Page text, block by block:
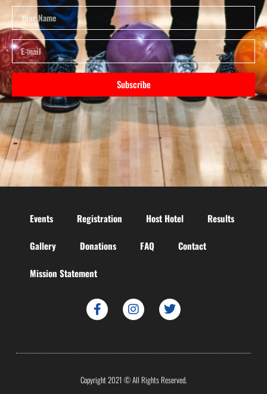
Subscribe
Events Registration Host Hotel Results
Gallery Donations FAQ Contact
Mission Statement
Copyright 2021 © All Rights Reserved.